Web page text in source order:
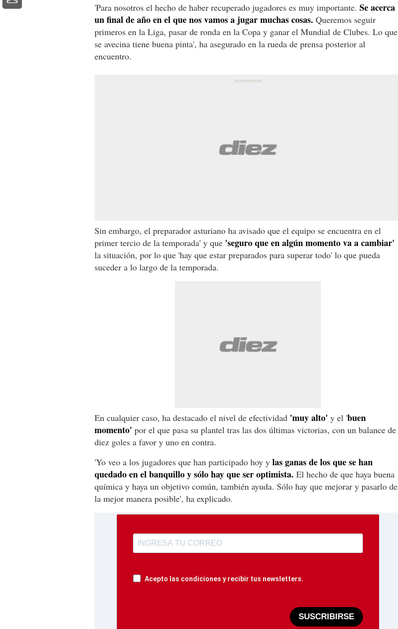
'Para nosotros el hecho de haber recuperado jugadores es muy importante. Se acerca
un final de año en el que nos vamos a jugar muchas cosas. Queremos seguir
primeros en la Liga, pasar de ronda en la Copa y ganar el Mundial de Clubes. Lo que
se avecina tiene buena pinta', ha asegurado en la rueda de prensa posterior al
encuentro.
Sin embargo, el preparador asturiano ha avisado que el equipo se encuentra en el
primer tercio de la temporada' y que 'seguro que en algún momento va a cambiar'
la situación, por lo que 'hay que estar preparados para superar todo' lo que pueda
suceder a lo largo de la temporada.
En cualquier caso, ha destacado el nivel de efectividad 'muy alto' y el 'buen
momento' por el que pasa su plantel tras las dos últimas victorias, con un balance de
diez goles a favor y uno en contra.
'Yo veo a los jugadores que han participado hoy y las ganas de los que se han
quedado en el banquillo y sólo hay que ser optimista. El hecho de que haya buena
química y haya un objetivo común, también ayuda. Sólo hay que mejorar y pasarlo de
la mejor manera posible', ha explicado.
Acepto las condiciones y recibir tus newsletters.
SUSCRIBIRSE